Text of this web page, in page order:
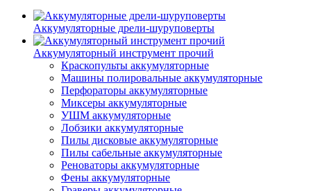
Аккумуляторные дрели-шуруповерты
Аккумуляторный инструмент прочий
Краскопульты аккумуляторные
Машины полировальные аккумуляторные
Перфораторы аккумуляторные
Миксеры аккумуляторные
УШМ аккумуляторные
Лобзики аккумуляторные
Пилы дисковые аккумуляторные
Пилы сабельные аккумуляторные
Реноваторы аккумуляторные
Фены аккумуляторные